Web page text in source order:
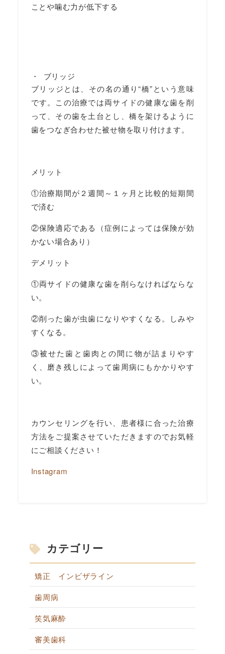
ことや噛む力が低下する
ブリッジ
ブリッジとは、その名の通り“橋”という意味
です。この治療では両サイドの健康な歯を削
って、その歯を土台とし、橋を架けるように
歯をつなぎ合わせた被せ物を取り付けます。
メリット
①治療期間が２週間～１ヶ月と比較的短期間
で済む
②保険適応である（症例によっては保険が効
かない場合あり）
デメリット
①両サイドの健康な歯を削らなければならな
い。
②削った歯が虫歯になりやすくなる。しみや
すくなる。
③被せた歯と歯肉との間に物が詰まりやす
く、磨き残しによって歯周病にもかかりやす
い。
カウンセリングを行い、患者様に合った治療
方法をご提案させていただきますのでお気軽
にご相談ください！
Instagram
カテゴリー
矯正 インビザライン
歯周病
笑気麻酔
審美歯科